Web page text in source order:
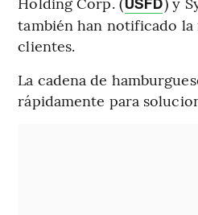
USFD
también han notificado la
clientes.
La cadena de
rápidamente para